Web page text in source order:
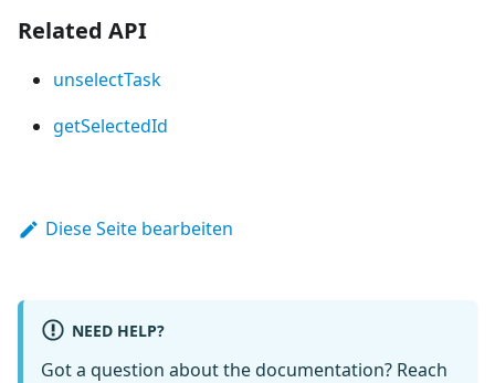
Related API
unselectTask
getSelectedId
Diese Seite bearbeiten
NEED HELP?
Got a question about the documentation? Reach